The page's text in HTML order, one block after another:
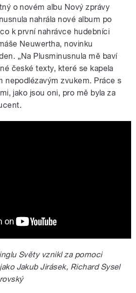
o novém albu Nový zprávy
nahrála nové album po
k první nahrávce hudebníci
Neuwertha, novinku
„Na Plusminusnula mě baví
české texty, které se kapela
nepodlézavým zvukem. Práce s
jako jsou oni, pro mě byla za
Světy vznikl za pomoci
Jakub Jirásek, Richard Sysel